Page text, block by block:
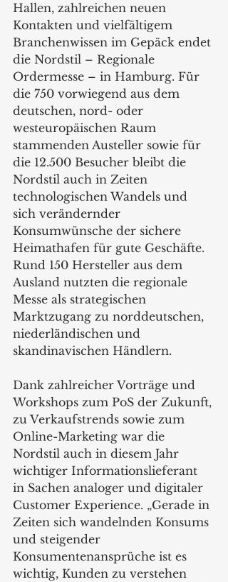
Hallen, zahlreichen neuen
Kontakten und vielfältigem
Branchenwissen im Gepäck endet
die Nordstil – Regionale
Ordermesse – in Hamburg. Für
die 750 vorwiegend aus dem
deutschen, nord- oder
westeuropäischen Raum
stammenden Austeller sowie für
die 12.500 Besucher bleibt die
Nordstil auch in Zeiten
technologischen Wandels und
sich verändernder
Konsumwünsche der sichere
Heimathafen für gute Geschäfte.
Rund 150 Hersteller aus dem
Ausland nutzten die regionale
Messe als strategischen
Marktzugang zu norddeutschen,
niederländischen und
skandinavischen Händlern.
Dank zahlreicher Vorträge und
Workshops zum PoS der Zukunft,
zu Verkaufstrends sowie zum
Online-Marketing war die
Nordstil auch in diesem Jahr
wichtiger Informationslieferant
in Sachen analoger und digitaler
Customer Experience. „Gerade in
Zeiten sich wandelnden Konsums
und steigender
Konsumentenansprüche ist es
wichtig, Kunden zu verstehen